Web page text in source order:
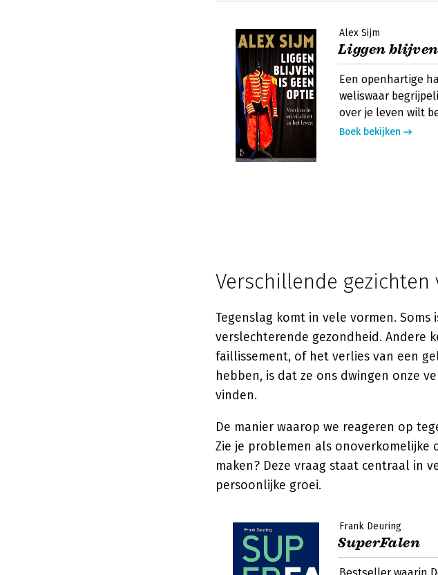
Alex Sijm
Liggen
Een openhartige
weliswaar
over je leven wilt
Boek bekijken
Verschillende gezichten
Tegenslag komt in vele vormen.
verslechterende gezondheid. Andere
faillissement, of het verlies van een
hebben, is dat ze ons dwingen onze
vinden.
De manier waarop we reageren op
Zie je problemen als onoverkomelijke
maken? Deze vraag staat centraal in
persoonlijke groei.
Frank Deuring
SuperFalen